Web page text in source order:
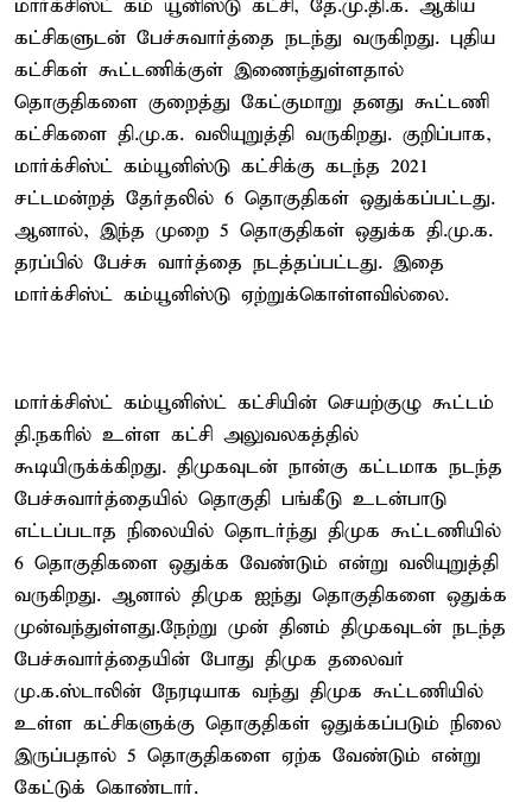
மார்க்சிஸ்ட் கம் யூனிஸ்டு கட்சி, தே.மு.தி.க. ஆகிய
கட்சிகளுடன் பேச்சுவார்த்தை நடந்து வருகிறது. புதிய
கட்சிகள் கூட்டணிக்குள் இணைந்துள்ளதால்
தொகுதிகளை குறைத்து கேட்குமாறு தனது கூட்டணி
கட்சிகளை தி.மு.க. வலியுறுத்தி வருகிறது. குறிப்பாக,
மார்க்சிஸ்ட் கம்யூனிஸ்டு கட்சிக்கு கடந்த 2021
சட்டமன்றத் தேர்தலில் 6 தொகுதிகள் ஒதுக்கப்பட்டது.
ஆனால், இந்த முறை 5 தொகுதிகள் ஒதுக்க தி.மு.க.
தரப்பில் பேச்சு வார்த்தை நடத்தப்பட்டது. இதை
மார்க்சிஸ்ட் கம்யூனிஸ்டு ஏற்றுக்கொள்ளவில்லை.
மார்க்சிஸ்ட் கம்யூனிஸ்ட் கட்சியின் செயற்குழு கூட்டம்
தி.நகரில் உள்ள கட்சி அலுவலகத்தில்
கூடியிருக்க்கிறது. திமுகவுடன் நான்கு கட்டமாக நடந்த
பேச்சுவார்த்தையில் தொகுதி பங்கீடு உடன்பாடு
எட்டப்படாத நிலையில் தொடர்ந்து திமுக கூட்டணியில்
6 தொகுதிகளை ஒதுக்க வேண்டும் என்று வலியுறுத்தி
வருகிறது. ஆனால் திமுக ஐந்து தொகுதிகளை ஒதுக்க
முன்வந்துள்ளது.நேற்று முன் தினம் திமுகவுடன் நடந்த
பேச்சுவார்த்தையின் போது திமுக தலைவர்
மு.க.ஸ்டாலின் நேரடியாக வந்து திமுக கூட்டணியில்
உள்ள கட்சிகளுக்கு தொகுதிகள் ஒதுக்கப்படும் நிலை
இருப்பதால் 5 தொகுதிகளை ஏற்க வேண்டும் என்று
கேட்டுக் கொண்டார்.